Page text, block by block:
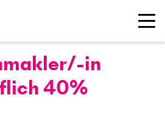
in
40%